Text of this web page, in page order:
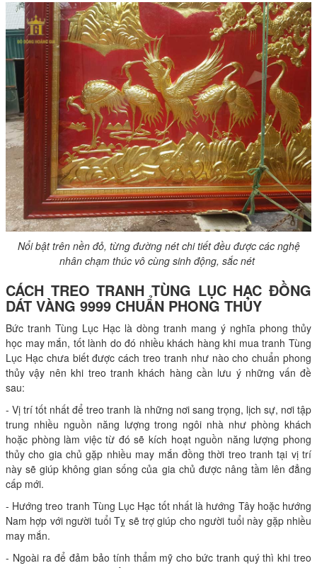
Nổi bật trên nền đỏ, từng đường nét chi tiết đều được các nghệ
nhân chạm thúc vô cùng sinh động, sắc nét
CÁCH TREO TRANH TÙNG LỤC HẠC ĐỒNG
DÁT VÀNG 9999 CHUẨN PHONG THỦY
Bức tranh Tùng Lục Hạc là dòng tranh mang ý nghĩa phong thủy
học may mắn, tốt lành do đó nhiều khách hàng khi mua tranh Tùng
Lục Hạc chưa biết được cách treo tranh như nào cho chuẩn phong
thủy vậy nên khi treo tranh khách hàng cần lưu ý những vấn đề
sau:
- Vị trí tốt nhất để treo tranh là những nơi sang trọng, lịch sự, nơi tập
trung nhiều nguồn năng lượng trong ngôi nhà như phòng khách
hoặc phòng làm việc từ đó sẽ kích hoạt nguồn năng lượng phong
thủy cho gia chủ gặp nhiều may mắn đồng thời treo tranh tại vị trí
này sẽ giúp không gian sống của gia chủ được nâng tầm lên đẳng
cấp mới.
- Hướng treo tranh Tùng Lục Hạc tốt nhất là hướng Tây hoặc hướng
Nam hợp với người tuổi Tỵ sẽ trợ giúp cho người tuổi này gặp nhiều
may mắn.
- Ngoài ra để đảm bảo tính thẩm mỹ cho bức tranh quý thì khi treo